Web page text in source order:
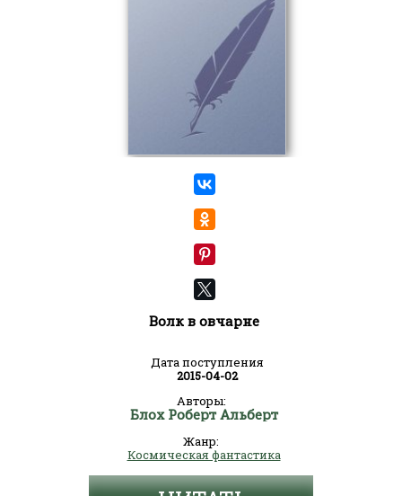
Волк в овчарне
Дата поступления
2015-04-02
Авторы:
Блох Роберт Альберт
Жанр:
Космическая фантастика